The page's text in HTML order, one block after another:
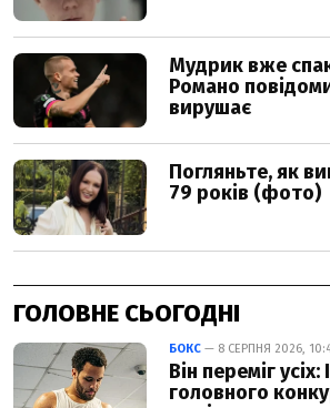
ГОЛОВНЕ СЬОГОДНІ
БОКС — 8 СЕРПНЯ 2026,
Він переміг
головного